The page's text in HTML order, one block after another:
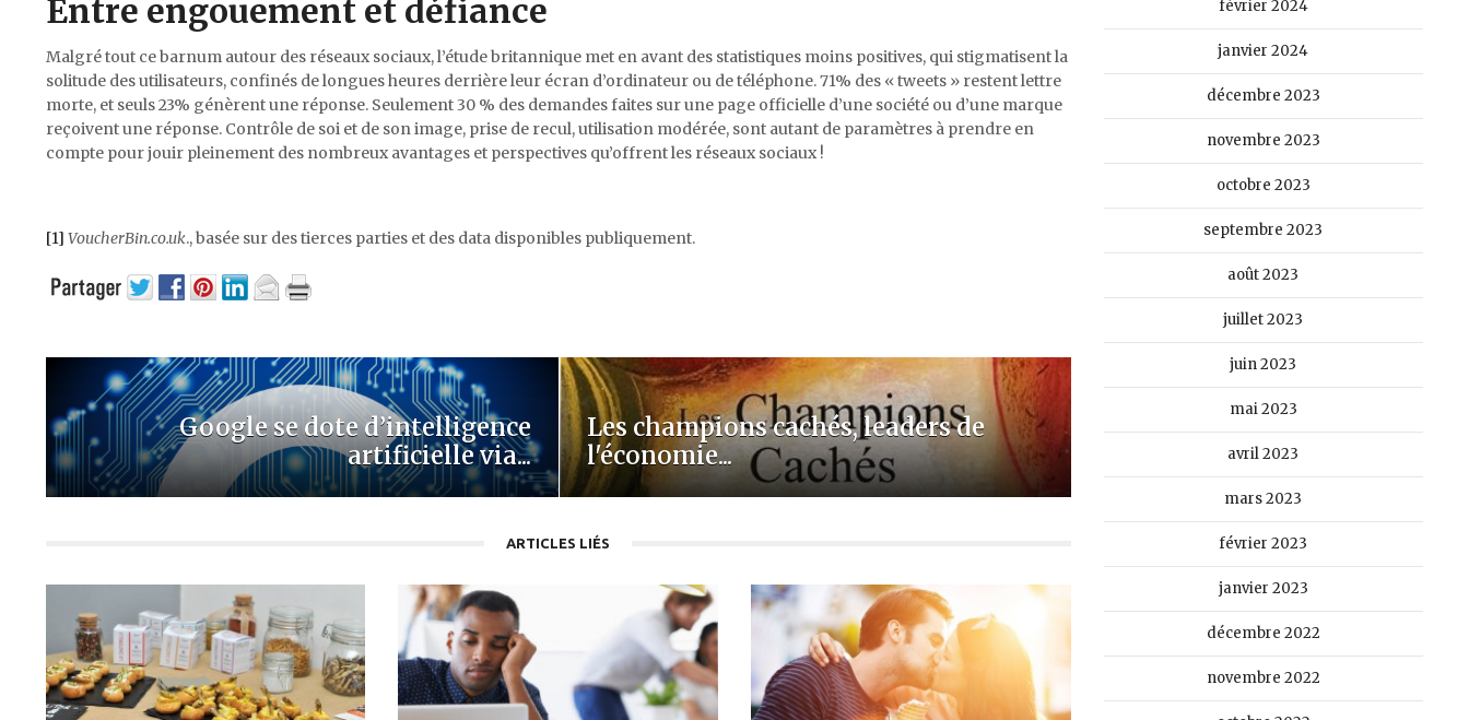
Entre engouement et défiance
Malgré tout ce barnum autour des réseaux sociaux, l’étude britannique met en avant des statistiques moins positives, qui stigmatisent la
solitude des utilisateurs, confinés de longues heures derrière leur écran d’ordinateur ou de téléphone. 71% des « tweets » restent lettre
morte, et seuls 23% génèrent une réponse. Seulement 30 % des demandes faites sur une page officielle d’une société ou d’une marque
reçoivent une réponse. Contrôle de soi et de son image, prise de recul, utilisation modérée, sont autant de paramètres à prendre en
compte pour jouir pleinement des nombreux avantages et perspectives qu’offrent les réseaux sociaux !
[1] VoucherBin.co.uk., basée sur des tierces parties et des data disponibles publiquement.
Google se dote d’intelligence
artificielle via...
Les champions cachés, leaders de
l'économie...
ARTICLES LIÉS
février 2024
janvier 2024
décembre 2023
novembre 2023
octobre 2023
septembre 2023
août 2023
juillet 2023
juin 2023
mai 2023
avril 2023
mars 2023
février 2023
janvier 2023
décembre 2022
novembre 2022